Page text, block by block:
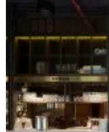
กลาง คลิก https://bit.ly/